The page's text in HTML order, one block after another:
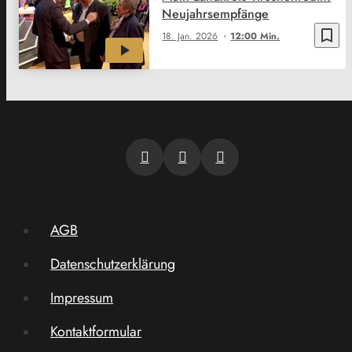
bookmark_border
18. Jan. 2026 12:00 Min.
Neujahrsempfänge
AGB
Datenschutzerklärung
Impressum
Kontaktformular